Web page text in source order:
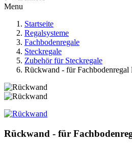
Menu
Startseite
Regalsysteme
Fachbodenregale
Steckregale
Zubehör für Steckregale
Rückwand - für Fachbodenregal
Rückwand - für